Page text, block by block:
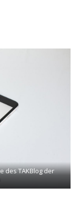
des TAKBlog der